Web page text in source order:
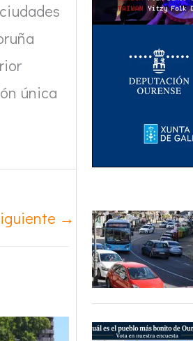
única
→